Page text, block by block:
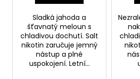
Sladká jahoda a
šťavnatý meloun s
chladivou dochutí. Salt
nikotin zaručuje jemný
nástup a plné
uspokojení. Letní...